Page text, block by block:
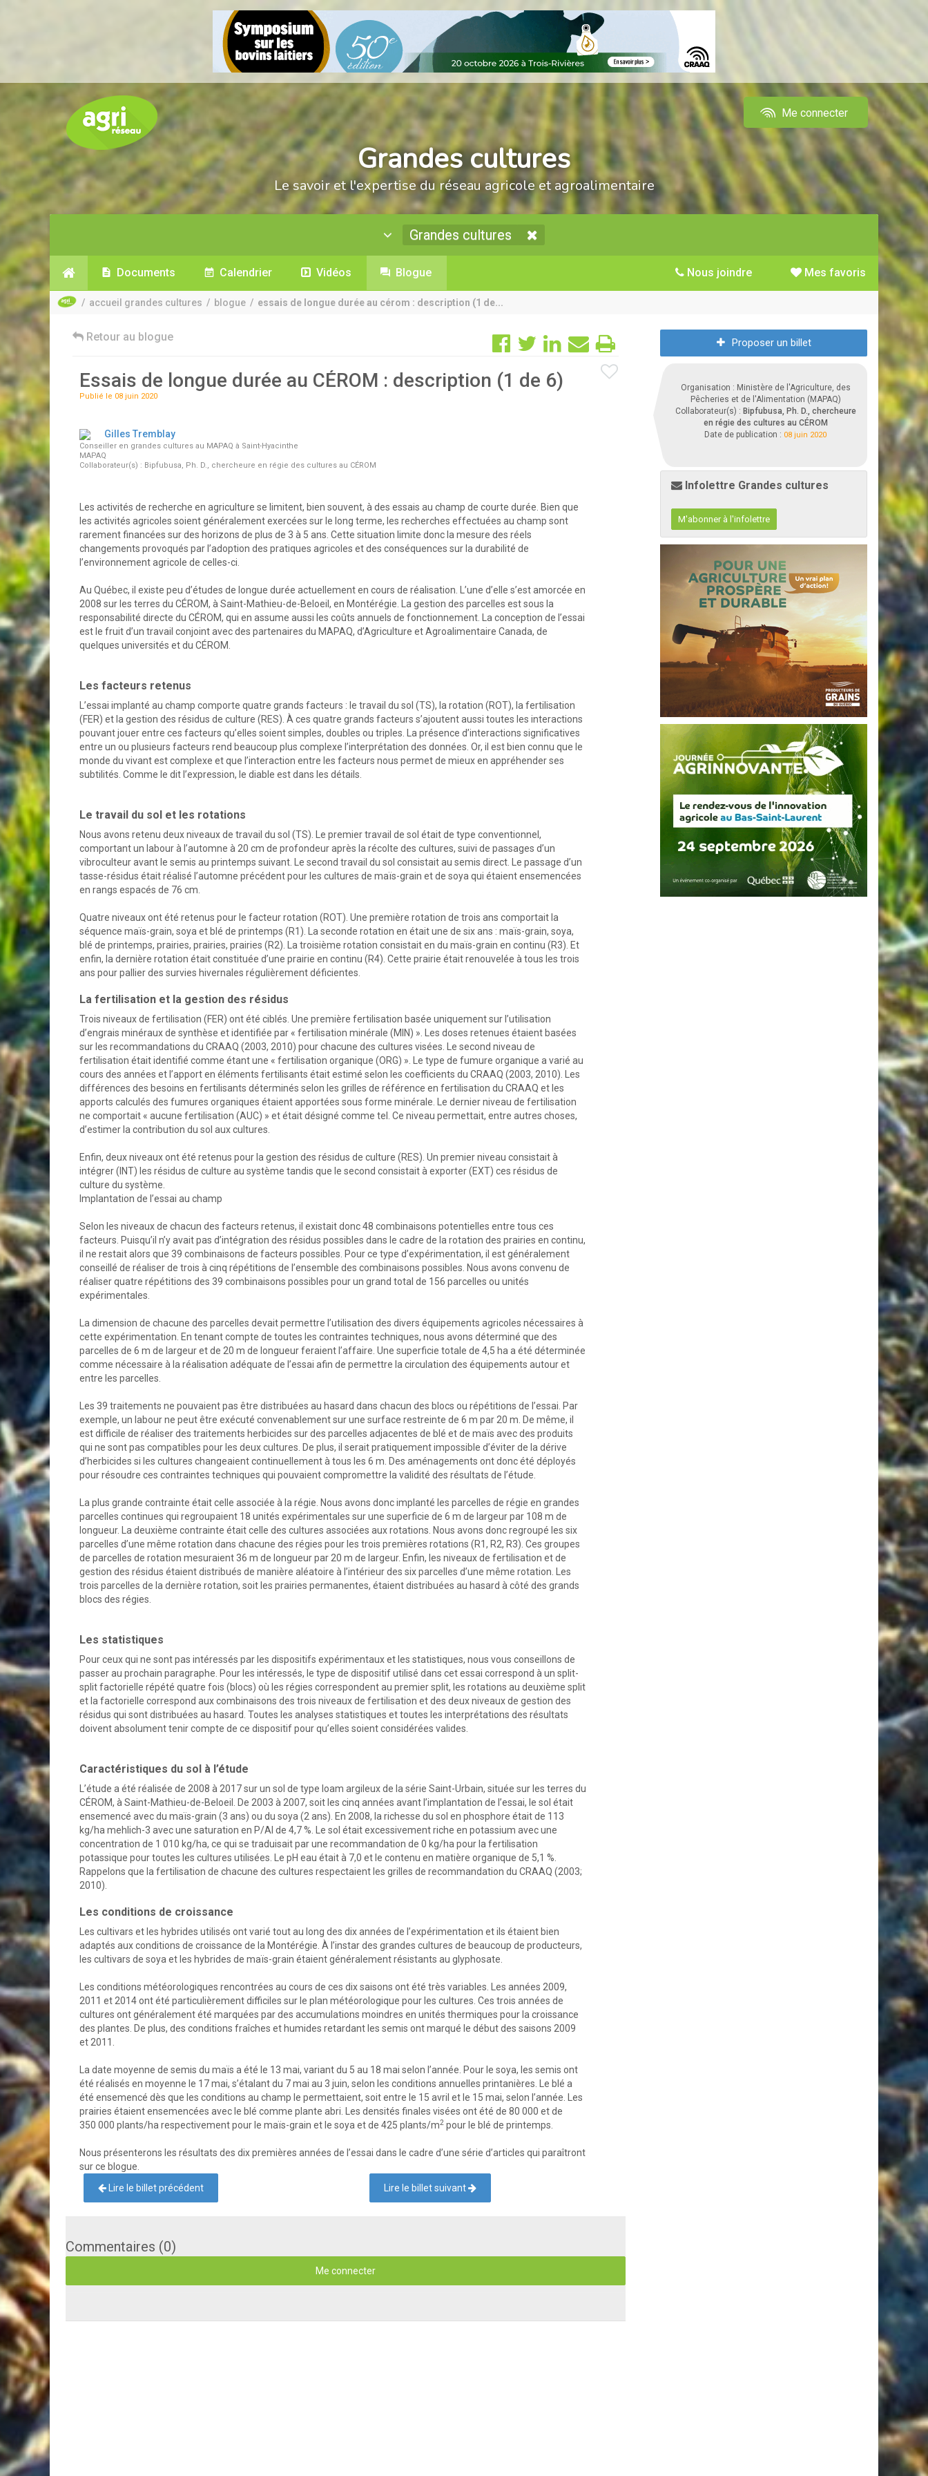
Me connecter
Grandes cultures
Le savoir et l'expertise du réseau agricole et agroalimentaire
Grandes cultures
Documents Calendrier Vidéos Blogue Mes favoris
Nous joindre
/ accueil grandes cultures / blogue / essais de longue durée au cérom : description (1 de...
Retour au blogue
Essais de longue durée au CÉROM : description (1 de 6)
Publié le 08 juin 2020
Gilles Tremblay
Conseiller en grandes cultures au MAPAQ à Saint-Hyacinthe
MAPAQ
Collaborateur(s) : Bipfubusa, Ph. D., chercheure en régie des cultures au CÉROM
Les activités de recherche en agriculture se limitent, bien souvent, à des essais au champ de courte durée. Bien que
les activités agricoles soient généralement exercées sur le long terme, les recherches effectuées au champ sont
rarement financées sur des horizons de plus de 3 à 5 ans. Cette situation limite donc la mesure des réels
changements provoqués par l’adoption des pratiques agricoles et des conséquences sur la durabilité de
l’environnement agricole de celles-ci.
Au Québec, il existe peu d’études de longue durée actuellement en cours de réalisation. L’une d’elle s’est amorcée en
2008 sur les terres du CÉROM, à Saint-Mathieu-de-Beloeil, en Montérégie. La gestion des parcelles est sous la
responsabilité directe du CÉROM, qui en assume aussi les coûts annuels de fonctionnement. La conception de l’essai
est le fruit d’un travail conjoint avec des partenaires du MAPAQ, d’Agriculture et Agroalimentaire Canada, de
quelques universités et du CÉROM.
Les facteurs retenus
L’essai implanté au champ comporte quatre grands facteurs : le travail du sol (TS), la rotation (ROT), la fertilisation
(FER) et la gestion des résidus de culture (RES). À ces quatre grands facteurs s’ajoutent aussi toutes les interactions
pouvant jouer entre ces facteurs qu’elles soient simples, doubles ou triples. La présence d’interactions significatives
entre un ou plusieurs facteurs rend beaucoup plus complexe l’interprétation des données. Or, il est bien connu que le
monde du vivant est complexe et que l’interaction entre les facteurs nous permet de mieux en appréhender ses
subtilités. Comme le dit l’expression, le diable est dans les détails.
Le travail du sol et les rotations
Nous avons retenu deux niveaux de travail du sol (TS). Le premier travail de sol était de type conventionnel,
comportant un labour à l’automne à 20 cm de profondeur après la récolte des cultures, suivi de passages d’un
vibroculteur avant le semis au printemps suivant. Le second travail du sol consistait au semis direct. Le passage d’un
tasse-résidus était réalisé l’automne précédent pour les cultures de maïs-grain et de soya qui étaient ensemencées
en rangs espacés de 76 cm.
Quatre niveaux ont été retenus pour le facteur rotation (ROT). Une première rotation de trois ans comportait la
séquence maïs-grain, soya et blé de printemps (R1). La seconde rotation en était une de six ans : maïs-grain, soya,
blé de printemps, prairies, prairies, prairies (R2). La troisième rotation consistait en du maïs-grain en continu (R3). Et
enfin, la dernière rotation était constituée d’une prairie en continu (R4). Cette prairie était renouvelée à tous les trois
ans pour pallier des survies hivernales régulièrement déficientes.
La fertilisation et la gestion des résidus
Trois niveaux de fertilisation (FER) ont été ciblés. Une première fertilisation basée uniquement sur l’utilisation
d’engrais minéraux de synthèse et identifiée par « fertilisation minérale (MIN) ». Les doses retenues étaient basées
sur les recommandations du CRAAQ (2003, 2010) pour chacune des cultures visées. Le second niveau de
fertilisation était identifié comme étant une « fertilisation organique (ORG) ». Le type de fumure organique a varié au
cours des années et l’apport en éléments fertilisants était estimé selon les coefficients du CRAAQ (2003, 2010). Les
différences des besoins en fertilisants déterminés selon les grilles de référence en fertilisation du CRAAQ et les
apports calculés des fumures organiques étaient apportées sous forme minérale. Le dernier niveau de fertilisation
ne comportait « aucune fertilisation (AUC) » et était désigné comme tel. Ce niveau permettait, entre autres choses,
d’estimer la contribution du sol aux cultures.
Enfin, deux niveaux ont été retenus pour la gestion des résidus de culture (RES). Un premier niveau consistait à
intégrer (INT) les résidus de culture au système tandis que le second consistait à exporter (EXT) ces résidus de
culture du système.
Implantation de l’essai au champ
Selon les niveaux de chacun des facteurs retenus, il existait donc 48 combinaisons potentielles entre tous ces
facteurs. Puisqu’il n’y avait pas d’intégration des résidus possibles dans le cadre de la rotation des prairies en continu,
il ne restait alors que 39 combinaisons de facteurs possibles. Pour ce type d’expérimentation, il est généralement
conseillé de réaliser de trois à cinq répétitions de l’ensemble des combinaisons possibles. Nous avons convenu de
réaliser quatre répétitions des 39 combinaisons possibles pour un grand total de 156 parcelles ou unités
expérimentales.
La dimension de chacune des parcelles devait permettre l’utilisation des divers équipements agricoles nécessaires à
cette expérimentation. En tenant compte de toutes les contraintes techniques, nous avons déterminé que des
parcelles de 6 m de largeur et de 20 m de longueur feraient l’affaire. Une superficie totale de 4,5 ha a été déterminée
comme nécessaire à la réalisation adéquate de l’essai afin de permettre la circulation des équipements autour et
entre les parcelles.
Les 39 traitements ne pouvaient pas être distribuées au hasard dans chacun des blocs ou répétitions de l’essai. Par
exemple, un labour ne peut être exécuté convenablement sur une surface restreinte de 6 m par 20 m. De même, il
est difficile de réaliser des traitements herbicides sur des parcelles adjacentes de blé et de maïs avec des produits
qui ne sont pas compatibles pour les deux cultures. De plus, il serait pratiquement impossible d’éviter de la dérive
d’herbicides si les cultures changeaient continuellement à tous les 6 m. Des aménagements ont donc été déployés
pour résoudre ces contraintes techniques qui pouvaient compromettre la validité des résultats de l’étude.
La plus grande contrainte était celle associée à la régie. Nous avons donc implanté les parcelles de régie en grandes
parcelles continues qui regroupaient 18 unités expérimentales sur une superficie de 6 m de largeur par 108 m de
longueur. La deuxième contrainte était celle des cultures associées aux rotations. Nous avons donc regroupé les six
parcelles d’une même rotation dans chacune des régies pour les trois premières rotations (R1, R2, R3). Ces groupes
de parcelles de rotation mesuraient 36 m de longueur par 20 m de largeur. Enfin, les niveaux de fertilisation et de
gestion des résidus étaient distribués de manière aléatoire à l’intérieur des six parcelles d’une même rotation. Les
trois parcelles de la dernière rotation, soit les prairies permanentes, étaient distribuées au hasard à côté des grands
blocs des régies.
Les statistiques
Pour ceux qui ne sont pas intéressés par les dispositifs expérimentaux et les statistiques, nous vous conseillons de
passer au prochain paragraphe. Pour les intéressés, le type de dispositif utilisé dans cet essai correspond à un split-
split factorielle répété quatre fois (blocs) où les régies correspondent au premier split, les rotations au deuxième split
et la factorielle correspond aux combinaisons des trois niveaux de fertilisation et des deux niveaux de gestion des
résidus qui sont distribuées au hasard. Toutes les analyses statistiques et toutes les interprétations des résultats
doivent absolument tenir compte de ce dispositif pour qu’elles soient considérées valides.
Caractéristiques du sol à l’étude
L’étude a été réalisée de 2008 à 2017 sur un sol de type loam argileux de la série Saint-Urbain, située sur les terres du
CÉROM, à Saint-Mathieu-de-Beloeil. De 2003 à 2007, soit les cinq années avant l’implantation de l’essai, le sol était
ensemencé avec du maïs-grain (3 ans) ou du soya (2 ans). En 2008, la richesse du sol en phosphore était de 113
kg/ha mehlich-3 avec une saturation en P/Al de 4,7 %. Le sol était excessivement riche en potassium avec une
concentration de 1 010 kg/ha, ce qui se traduisait par une recommandation de 0 kg/ha pour la fertilisation
potassique pour toutes les cultures utilisées. Le pH eau était à 7,0 et le contenu en matière organique de 5,1 %.
Rappelons que la fertilisation de chacune des cultures respectaient les grilles de recommandation du CRAAQ (2003;
2010).
Les conditions de croissance
Les cultivars et les hybrides utilisés ont varié tout au long des dix années de l’expérimentation et ils étaient bien
adaptés aux conditions de croissance de la Montérégie. À l’instar des grandes cultures de beaucoup de producteurs,
les cultivars de soya et les hybrides de maïs-grain étaient généralement résistants au glyphosate.
Les conditions météorologiques rencontrées au cours de ces dix saisons ont été très variables. Les années 2009,
2011 et 2014 ont été particulièrement difficiles sur le plan météorologique pour les cultures. Ces trois années de
cultures ont généralement été marquées par des accumulations moindres en unités thermiques pour la croissance
des plantes. De plus, des conditions fraîches et humides retardant les semis ont marqué le début des saisons 2009
et 2011.
La date moyenne de semis du maïs a été le 13 mai, variant du 5 au 18 mai selon l’année. Pour le soya, les semis ont
été réalisés en moyenne le 17 mai, s’étalant du 7 mai au 3 juin, selon les conditions annuelles printanières. Le blé a
été ensemencé dès que les conditions au champ le permettaient, soit entre le 15 avril et le 15 mai, selon l’année. Les
prairies étaient ensemencées avec le blé comme plante abri. Les densités finales visées ont été de 80 000 et de
350 000 plants/ha respectivement pour le maïs-grain et le soya et de 425 plants/m2 pour le blé de printemps.
Nous présenterons les résultats des dix premières années de l’essai dans le cadre d’une série d’articles qui paraîtront
sur ce blogue.
Lire le billet précédent
Lire le billet suivant
Commentaires (0)
Me connecter
Proposer un billet
Organisation : Ministère de l'Agriculture, des
Pêcheries et de l'Alimentation (MAPAQ)
Collaborateur(s) : Bipfubusa, Ph. D., chercheure
en régie des cultures au CÉROM
Date de publication : 08 juin 2020
Infolettre Grandes cultures
M'abonner à l'infolettre